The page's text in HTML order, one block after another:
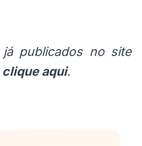
publicados no site
clique aqui.